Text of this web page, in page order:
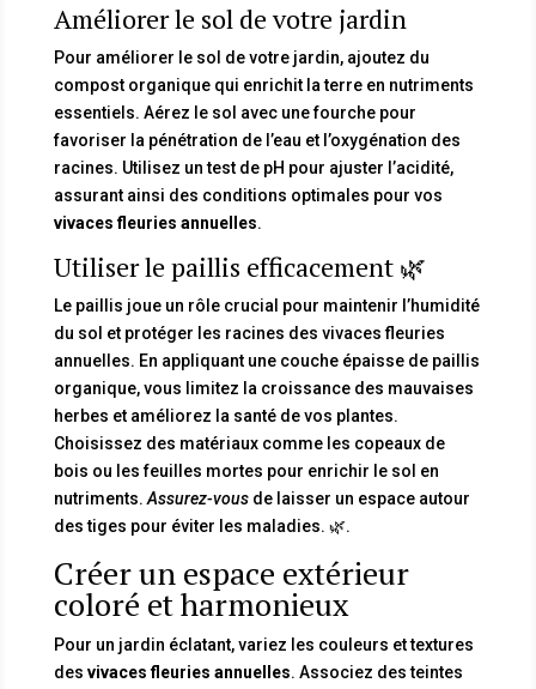
Améliorer le sol de votre jardin
Pour améliorer le sol de votre jardin, ajoutez du
compost organique qui enrichit la terre en nutriments
essentiels. Aérez le sol avec une fourche pour
favoriser la pénétration de l’eau et l’oxygénation des
racines. Utilisez un test de pH pour ajuster l’acidité,
assurant ainsi des conditions optimales pour vos
vivaces fleuries annuelles.
Utiliser le paillis efficacement 🌿
Le paillis joue un rôle crucial pour maintenir l’humidité
du sol et protéger les racines des vivaces fleuries
annuelles. En appliquant une couche épaisse de paillis
organique, vous limitez la croissance des mauvaises
herbes et améliorez la santé de vos plantes.
Choisissez des matériaux comme les copeaux de
bois ou les feuilles mortes pour enrichir le sol en
nutriments.Assurez-vousde laisser un espace autour
des tiges pour éviter les maladies. 🌿.
Créer un espace extérieur
coloré et harmonieux
Pour un jardin éclatant, variez les couleurs et textures
des vivaces fleuries annuelles. Associez des teintes